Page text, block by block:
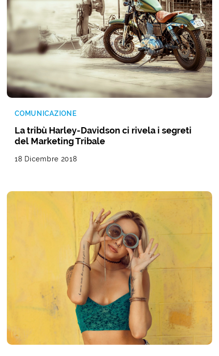
COMUNICAZIONE
La tribù Harley-Davidson ci rivela i segreti
del Marketing Tribale
18 Dicembre 2018